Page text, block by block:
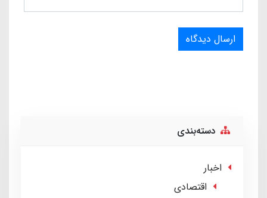
ارسال دیدگاه
دسته‌بندی
اخبار
اقتصادی